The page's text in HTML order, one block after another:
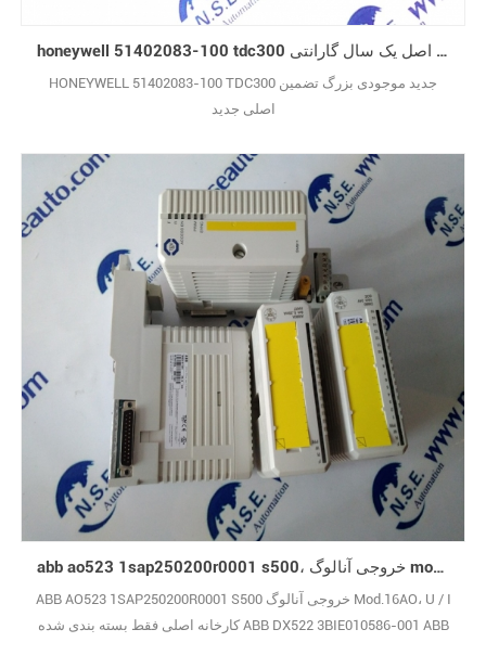
honeywell 51402083-100 tdc300 جدید اصل یک سال گارانتی
HONEYWELL 51402083-100 TDC300 جدید موجودی بزرگ تضمین
اصلی جدید
abb ao523 1sap250200r0001 s500، خروجی آنالوگ mod.16ao، u / i
ABB AO523 1SAP250200R0001 S500 خروجی آنالوگ Mod.16AO، U / I
کارخانه اصلی فقط بسته بندی شده ABB DX522 3BIE010586-001 ABB